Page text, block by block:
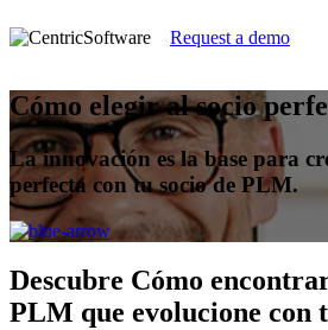
Request a demo
Cómo elegir al socio
La innovación es la base para
perfecta con tu socio de PLM.
Descubre Cómo
PLM que evolucione con